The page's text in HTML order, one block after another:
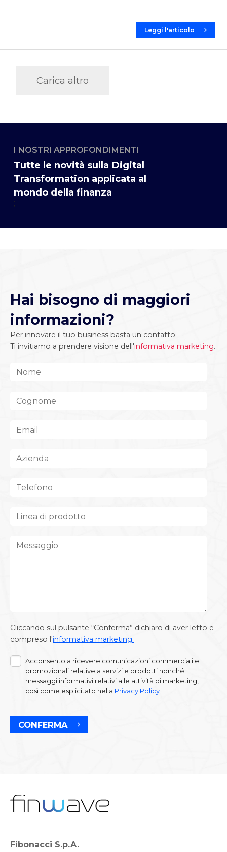
I NOSTRI APPROFONDIMENTI
Tutte le novità sulla Digital
Transformation applicata al
mondo della finanza
;
Leggi l'articolo
Carica altro
Hai bisogno di maggiori
informazioni?
Per innovare il tuo business basta un contatto.
Ti invitiamo a prendere visione dell'informativa marketing.
Cliccando sul pulsante “Conferma” dichiaro di aver letto e
compreso l'informativa marketing.
Acconsento a ricevere comunicazioni commerciali e
promozionali relative a servizi e prodotti nonché
messaggi informativi relativi alle attività di marketing,
così come esplicitato nella Privacy Policy
CONFERMA
Fibonacci S.p.A.